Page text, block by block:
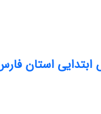
استان